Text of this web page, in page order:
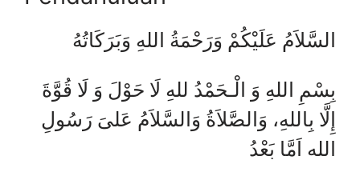
السَّلاَمُ عَلَيْكُمْ وَرَحْمَةُ اللهِ وَبَرَكَاتُهُ
بِسْمِ اللهِ وَ الْـحَمْدُ للهِ لَا حَوْلَ وَ لَا قُوَّةَ
إِلَّا بِاللهِ، وَالصَّلاَةُ وَالسَّلاَمُ عَلىَ رَسُولِ
الله اَمَّا بَعْدُ